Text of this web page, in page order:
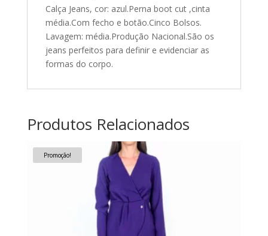
Calça Jeans, cor: azul.Perna boot cut ,cinta
média.Com fecho e botão.Cinco Bolsos.
Lavagem: média.Produção Nacional.São os
jeans perfeitos para definir e evidenciar as
formas do corpo.
Produtos Relacionados
Promoção!